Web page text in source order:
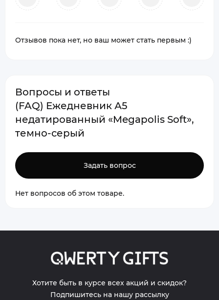
Отзывов пока нет, но ваш может стать первым :)
Вопросы и ответы
(FAQ) Ежедневник А5
недатированный «Megapolis Soft»,
темно-серый
Задать вопрос
Нет вопросов об этом товаре.
Хотите быть в курсе всех акций и скидок?
Подпишитесь на нашу рассылку